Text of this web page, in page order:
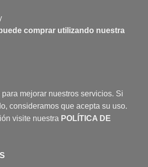
comprar utilizando nuestra
mejorar nuestros servicios. Si
consideramos que acepta su uso.
visite nuestra POLÍTICA DE